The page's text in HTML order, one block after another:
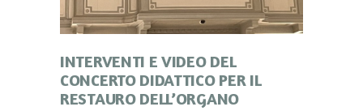
INTERVENTI E VIDEO DEL
CONCERTO DIDATTICO PER IL
RESTAURO DELL’ORGANO